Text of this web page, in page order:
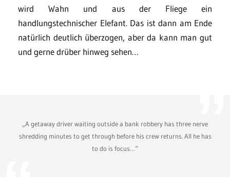
wird Wahn und aus der Fliege ein
handlungstechnischer Elefant. Das ist dann am Ende
natürlich deutlich überzogen, aber da kann man gut
und gerne drüber hinweg sehen…
„A getaway driver waiting outside a bank robbery has three nerve
shredding minutes to get through before his crew returns. All he has
to do is focus…“